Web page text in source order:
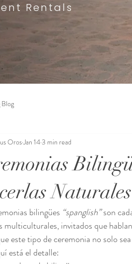
Rentals
OrosJan 143 min read
bilingües “spanglish” son
multiculturales, invitados que
este tipo de ceremonia no solo
está el detalle: